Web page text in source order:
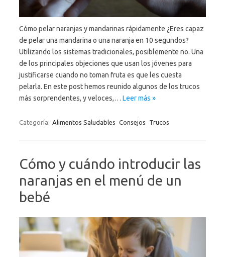
Cómo pelar naranjas y mandarinas rápidamente ¿Eres capaz
de pelar una mandarina o una naranja en 10 segundos?
Utilizando los sistemas tradicionales, posiblemente no. Una
de los principales objeciones que usan los jóvenes para
justificarse cuando no toman fruta es que les cuesta
pelarla. En este post hemos reunido algunos de los trucos
más sorprendentes, y veloces,… Leer más »
Categoría: Alimentos Saludables Consejos Trucos
Cómo y cuándo introducir las
naranjas en el menú de un
bebé